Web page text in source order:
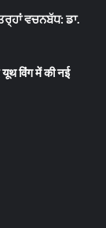
ਵਚਨਬੱਧ: ਡਾ.
विंग में की नई